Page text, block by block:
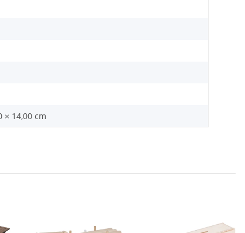
× 14,00 cm